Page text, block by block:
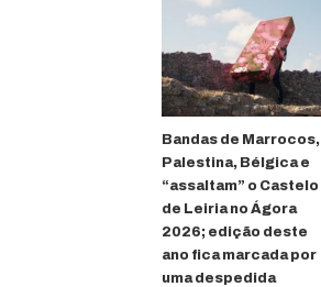
Bandas de Marrocos,
Palestina, Bélgica e
“assaltam” o Castelo
de Leiria no Ágora
2026; edição deste
ano fica marcada por
uma despedida